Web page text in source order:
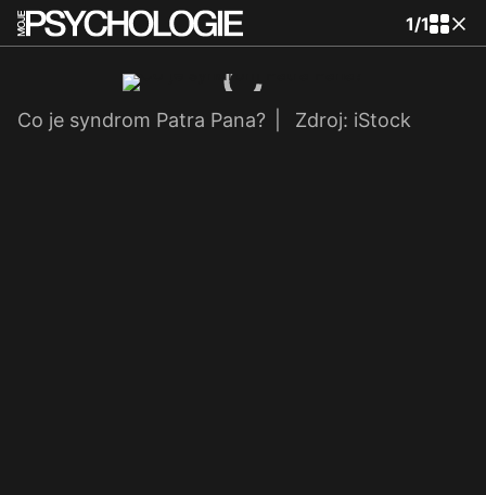
1/1
Co je syndrom Patra Pana? Zdroj: iStock